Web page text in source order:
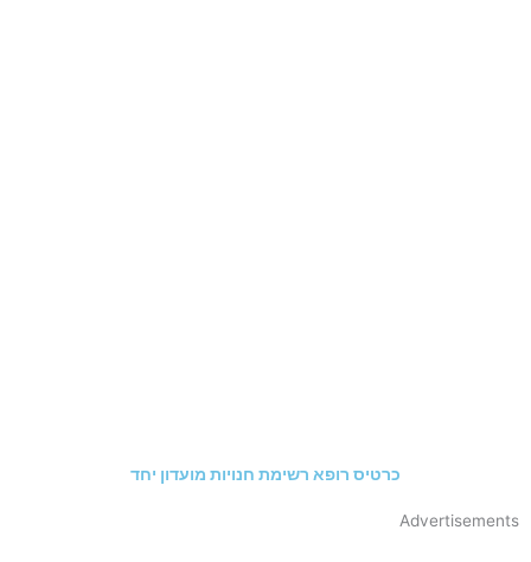
כרטיס רופא רשימת חנויות מועדון יחד
Advertisements